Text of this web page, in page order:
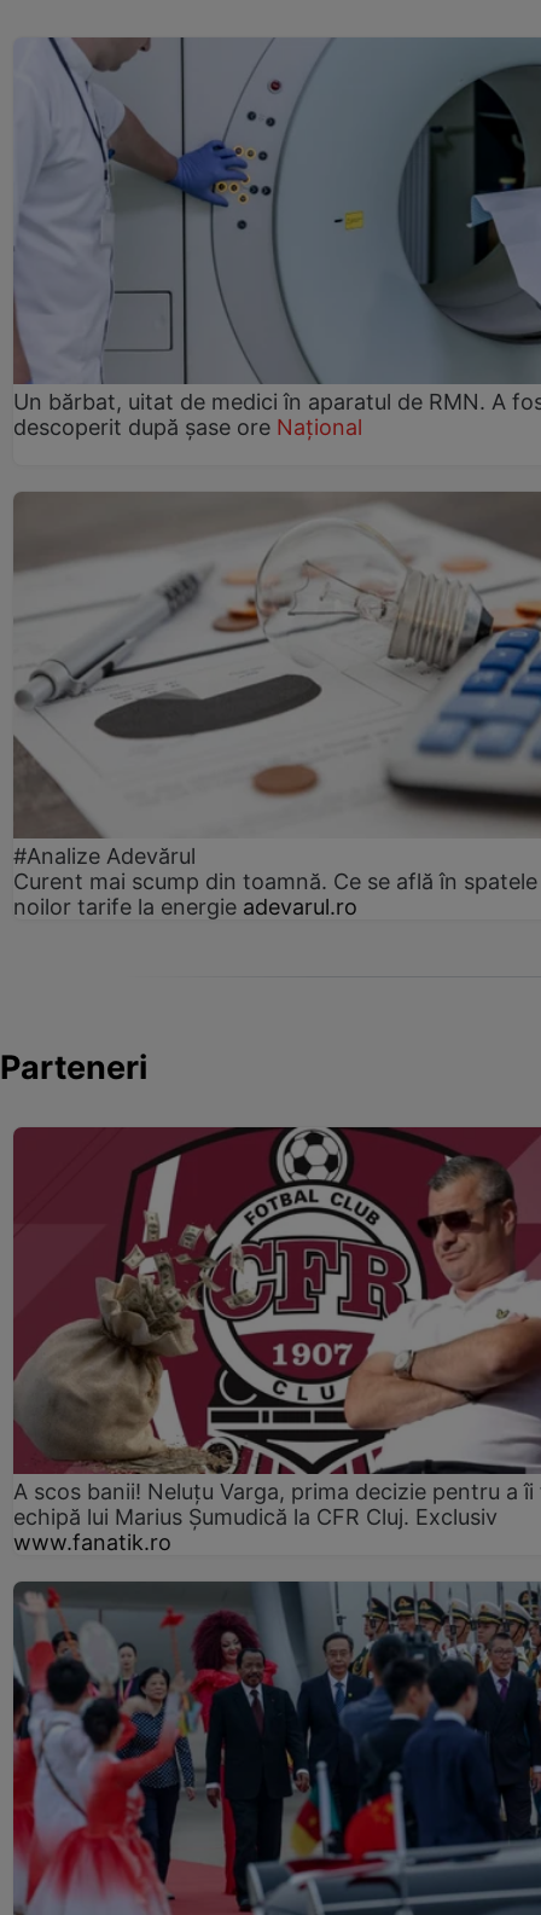
Un bărbat, uitat de medici în aparatul de RMN. A
descoperit după șase ore Național
#Analize Adevărul
Curent mai scump din toamnă. Ce se află în spatele
noilor tarife la energie adevarul.ro
Parteneri
A scos banii! Neluțu Varga, prima decizie pentru a îi
echipă lui Marius Șumudică la CFR Cluj. Exclusiv
www.fanatik.ro